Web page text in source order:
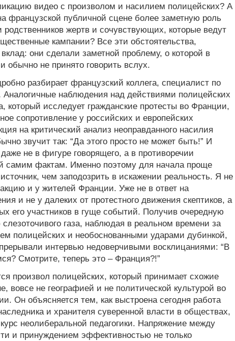
видео с произволом и насилием полицейских? А
французской публичной сцене более заметную роль
родственников жертв и сочувствующих, которые ведут
кампании? Все эти обстоятельства,
они сделали заметной проблему, о которой в
обычно не принято говорить вслух.
разбирает французский коллега, специалист по
наблюдения над действиями полицейских
который исследует гражданские протесты во Франции,
сопротивление у российских и европейских
на критический анализ неоправданного насилия
звучит так: “Да этого просто не может быть!” И
не в фигуре говорящего, а в противоречии
самим фактам. Именно поэтому для начала проще
чем заподозрить в искажении реальность. Я не
и у жителей Франции. Уже не в ответ на
и не у далеких от протестного движения скептиков, а
его участников в гуще событий. Получив очередную
газа, наблюдая в реальном времени за
полицейских и необоснованными ударами дубинкой,
интервью недоверчивыми восклицаниями: “В
Смотрите, теперь это – Франция?!”
произвол полицейских, который принимает схожие
вовсе не географией и не политической культурой во
Он объясняется тем, как выстроена сегодня работа
и хранителя суверенной власти в обществах,
неолиберальной педагогики. Напряжение между
и принуждением эффективностью не только